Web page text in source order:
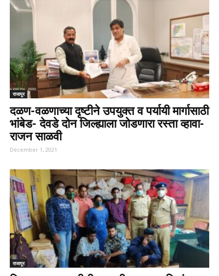
राजापूर
दळण-वळणाच्या दृष्टीने उपयुक्त व पर्यायी मार्गासाठी
भांबेड- देवडे दोन जिल्ह्याला जोडणारा रस्ता व्हावा-
राजन साळवी
December 1, 2021
राजापूर